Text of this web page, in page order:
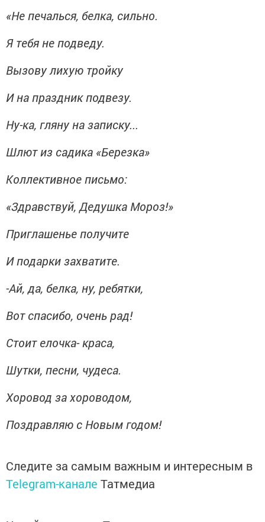
«Не печалься, белка, сильно.
Я тебя не подведу.
Вызову лихую тройку
И на праздник подвезу.
Ну-ка, гляну на записку...
Шлют из садика «Березка»
Коллективное письмо:
«Здравствуй, Дедушка Мороз!»
Приглашенье получите
И подарки захватите.
-Ай, да, белка, ну, ребятки,
Вот спасибо, очень рад!
Стоит елочка- краса,
Шутки, песни, чудеса.
Хоровод за хороводом,
Поздравляю с Новым годом!
Следите за самым важным и интересным в
Telegram-канале Татмедиа